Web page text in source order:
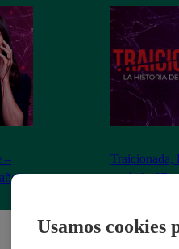
–
Traicionada,
capítulo 87
Usamos